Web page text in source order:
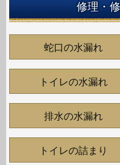
修理・
蛇口の水漏れ
トイレの水漏れ
排水の水漏れ
トイレの詰まり